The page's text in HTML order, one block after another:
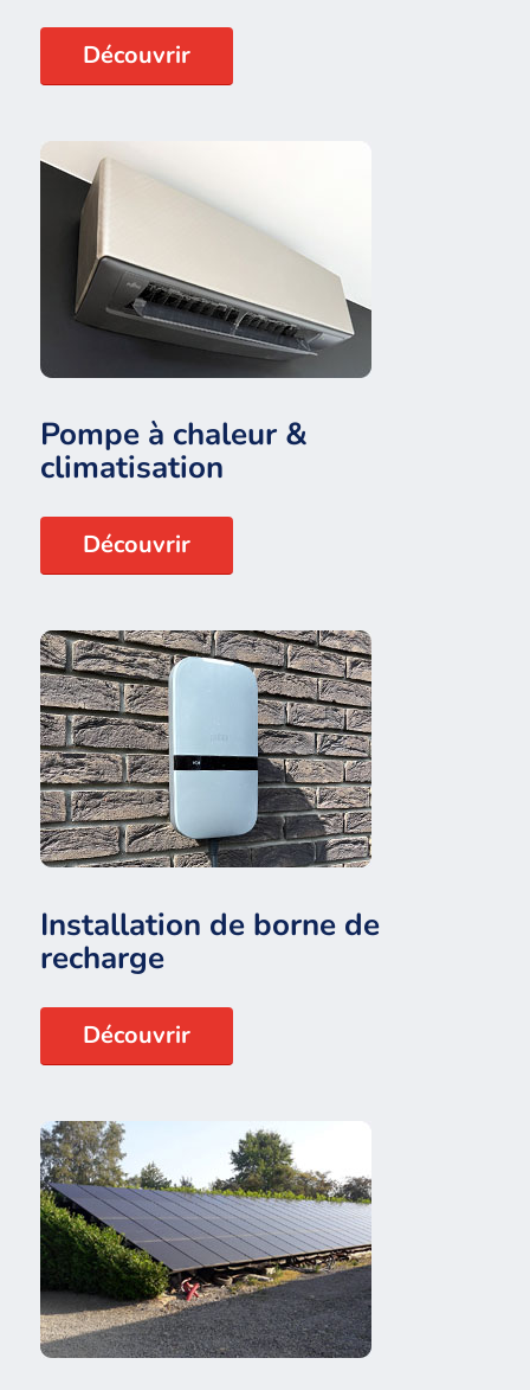
Découvrir
Pompe à chaleur &
climatisation
Découvrir
Installation de borne de
recharge
Découvrir